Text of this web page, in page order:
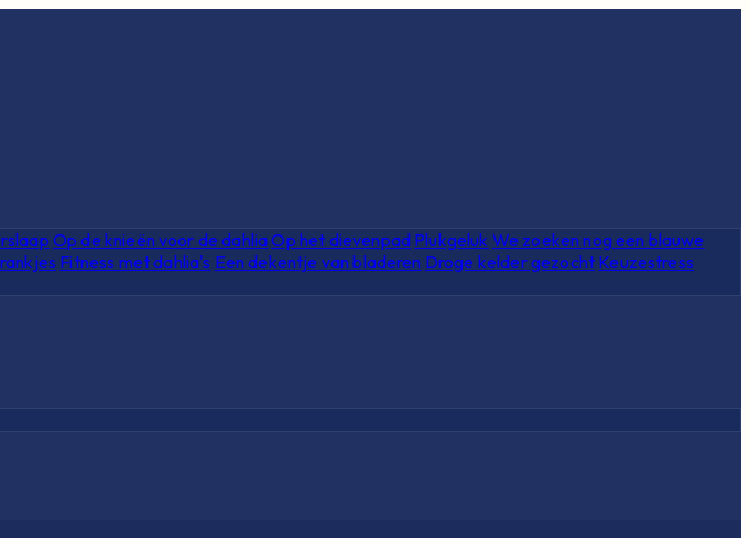
Op de knieën voor de dahliaOp het dievenpad Plukgeluk We zoeken nog een blauwe
Fitness met dahlia's Een dekentje van bladeren Droge kelder gezocht Keuzestress